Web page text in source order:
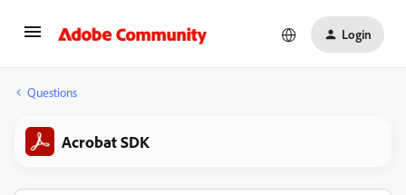
Login
Questions
Acrobat SDK